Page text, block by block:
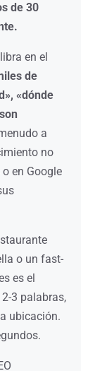
de 30
en el
de
«dónde
a
no
en Google
o un fast-
es el
3 palabras,
ubicación.